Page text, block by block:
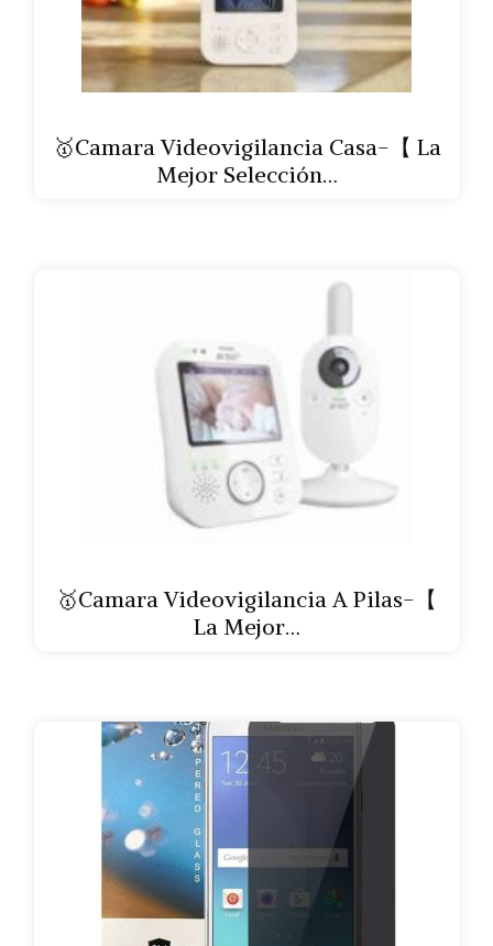
🥇Camara Videovigilancia Casa-【 La
Mejor Selección…
🥇Camara Videovigilancia A Pilas-【
La Mejor…